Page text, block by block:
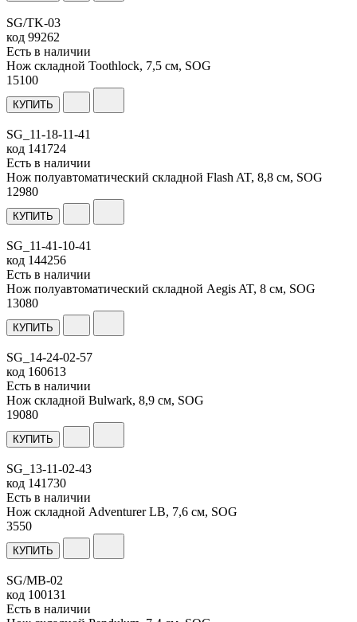
SG/TK-03
код 99262
Есть в наличии
Нож складной Toothlock, 7,5 см, SOG
15100
КУПИТЬ
SG_11-18-11-41
код 141724
Есть в наличии
Нож полуавтоматический складной Flash AT, 8,8 см, SOG
12980
КУПИТЬ
SG_11-41-10-41
код 144256
Есть в наличии
Нож полуавтоматический складной Aegis AT, 8 см, SOG
13080
КУПИТЬ
SG_14-24-02-57
код 160613
Есть в наличии
Нож складной Bulwark, 8,9 см, SOG
19080
КУПИТЬ
SG_13-11-02-43
код 141730
Есть в наличии
Нож складной Adventurer LB, 7,6 см, SOG
3550
КУПИТЬ
SG/MB-02
код 100131
Есть в наличии